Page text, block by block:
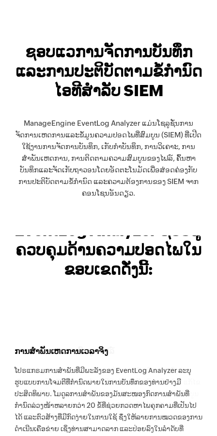
ຊອບແວການຈັດການບັນທຶກ
ແລະການປະຕິບັດຕາມຂໍ້ກຳນົດ
ໄອທີສຳລັບ SIEM
ManageEngine EventLog Analyzer ແມ່ນໂຊລູຊັ່ນການ
ຈັດການເຫດການແລະຂໍ້ມູນຄວາມປອດໄພທີ່ສົມບູນ (SIEM) ທີ່ເປີດ
ໃຊ້ງານການຈັດການບັນທຶກ, ເກັບກຳບັນທຶກ, ການວິເຄາະ, ການ
ສຳພັນເຫດການ, ການຕິດຕາມຄວາມສົມບູນຂອງໄຟລ໌, ຄົ້ນຫາ
ບັນທຶກແລະຈັດເກັບຖາວອນໂດຍອັດຕະໂນມັດເພື່ອສ່ອດຄ່ອງກັບ
ການປະຕິບັດຕາມຂໍ້ກຳນົດ ແລະຄວາມຕ້ອງການຂອງ SIEM ຈາກ
ຄອນໂຊນອັນດຽວ.
ຄວບຄຸມດ້ານຄວາມປອດໄພໃນ
ຂອບເຂດດັ່ງນີ້:
ການສຳພັນເຫດການເວລາຈິງ
ໂປຣແກຣມການສຳພັນທີ່ມີພະລັງຂອງ EventLog Analyzer ລະບຸ
ຮູບແບບການໂຈມຕີທີ່ກຳນົດພາຍໃນການບັນທຶກຂອງທ່ານຢ່າງມີ
ປະສິດທິພາບ. ໂມດູລການສຳພັນຂອງມັນສະໜອງກົດການສຳພັນທີ່
ກຳນົດລ່ວງໜ້າຫລາຍກວ່າ 20 ຂໍ້ທີ່ຊ່ວຍກວດຫາໄພຄຸກຄາມທີ່ເປັນໄປ
ໄດ້ ແລະຕົວສ້າງທີ່ມີກົດງ່າຍໃນການໃຊ້ ຊຶ່ງໃຫ້ລາຍການໝວດຂອງການ
ດຳເນີນເຄືອຂ່າຍ ເຊິ່ງທ່ານສາມາດລາກ ແລະປ່ອຍລົງໃນລຳດັບທີ່
ການຕິດຕາມຄວາມສົມບູນໄຟລ໌
EventLog Analyzer ຕິດຕາມການປ່ຽນແປງທັງໝົດ ແລະສົ່ງການ
ເຕືືອນເວລາຈິງເມື່ອໄຟລ໌ແລະໂຟລເດີຖືກສ້າງ, ເຂົ້າເຖິງ, ເບິ່ງ, ລຶບ, ແກ້ໄຂ
ແລະ ໃສ່ຊື່ໃໝ່. ທ່ານສາມາດຮັບການລາຍງານການກວດກາອັນສົມບູນ
ທີ່ໄດ້ໃຫ້ຄຳຕອບກ່ຽວກັບການປ່ຽນແປງທັງໝົດທີ່ໄດ້ເຮັດກັບໄຟລ໌ແລະ
ໂຟລເດີເຊັ່ນ: ຜູ້ໃດໄດ້ປ່ຽນແປງ, ປ່ຽນແປງເວລາໃດ, ປ່ຽນແປງຢູ່ໃສ
ແລະປ່ຽນແປງແມ່ນຫຍັງແດ່.